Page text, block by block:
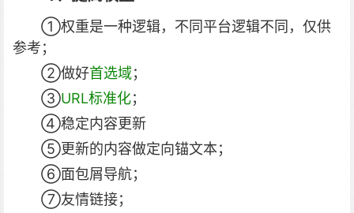
①权重是一种逻辑，不同平台逻辑不同，仅供
参考；
②做好首选域；
③URL标准化；
④稳定内容更新
⑤更新的内容做定向锚文本；
⑥面包屑导航；
⑦友情链接；